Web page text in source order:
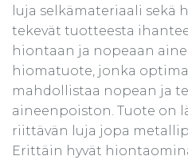
luja selkämateriaali sekä
tekevät tuotteesta
hiontaan ja nopeaan
hiomatuote, jonka
mahdollistaa nopean ja
aineenpoiston. Tuote on
riittävän luja jopa
Erittäin hyvät